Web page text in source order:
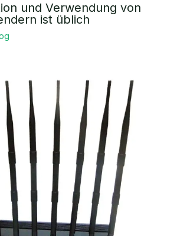
und Verwendung von
ist üblich